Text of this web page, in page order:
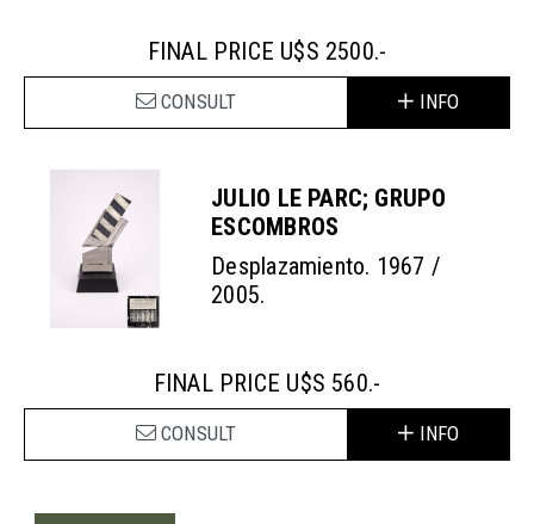
FINAL PRICE U$S 2500.-
CONSULT INFO
JULIO LE PARC; GRUPO
ESCOMBROS
Desplazamiento. 1967 /
2005.
FINAL PRICE U$S 560.-
CONSULT INFO